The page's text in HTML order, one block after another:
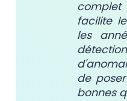
facilite
les
de
bonnes